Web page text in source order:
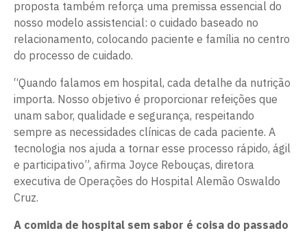
proposta também reforça uma premissa essencial do
nosso modelo assistencial: o cuidado baseado no
relacionamento, colocando paciente e família no centro
do processo de cuidado.
“Quando falamos em hospital, cada detalhe da nutrição
importa. Nosso objetivo é proporcionar refeições que
unam sabor, qualidade e segurança, respeitando
sempre as necessidades clínicas de cada paciente. A
tecnologia nos ajuda a tornar esse processo rápido, ágil
e participativo”, afirma Joyce Rebouças, diretora
executiva de Operações do Hospital Alemão Oswaldo
Cruz.
A comida de hospital sem sabor é coisa do passado